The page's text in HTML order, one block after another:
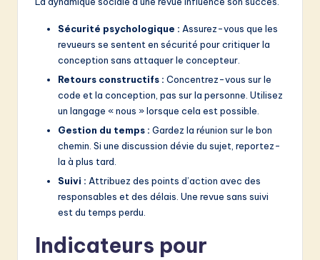
Sécurité psychologique : Assurez-vous que les
revueurs se sentent en sécurité pour critiquer la
conception sans attaquer le concepteur.
Retours constructifs : Concentrez-vous sur le
code et la conception, pas sur la personne. Utilisez
un langage « nous » lorsque cela est possible.
Gestion du temps : Gardez la réunion sur le bon
chemin. Si une discussion dévie du sujet, reportez-
la à plus tard.
Suivi : Attribuez des points d’action avec des
responsables et des délais. Une revue sans suivi
est du temps perdu.
Indicateurs pour